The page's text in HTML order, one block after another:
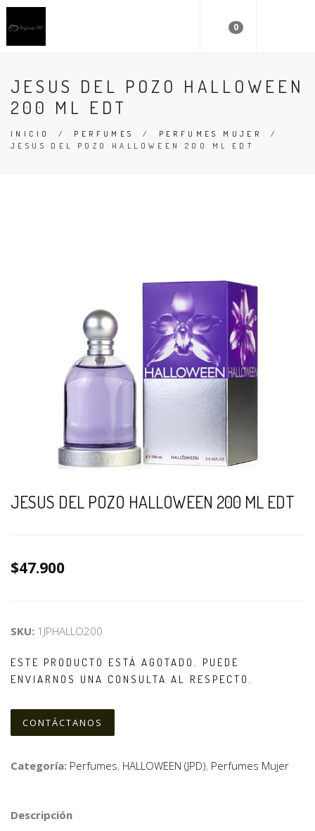
0
JESUS DEL POZO HALLOWEEN
200 ML EDT
INICIO / PERFUMES / PERFUMES MUJER
/
JESUS DEL POZO HALLOWEEN 200 ML EDT
JESUS DEL POZO HALLOWEEN 200 ML EDT
$47.900
SKU: 1JPHALLO200
ESTE PRODUCTO ESTÁ AGOTADO. PUEDE
ENVIARNOS UNA CONSULTA AL RESPECTO.
CONTÁCTANOS
Categoría: Perfumes, HALLOWEEN (JPD), Perfumes Mujer
Descripción